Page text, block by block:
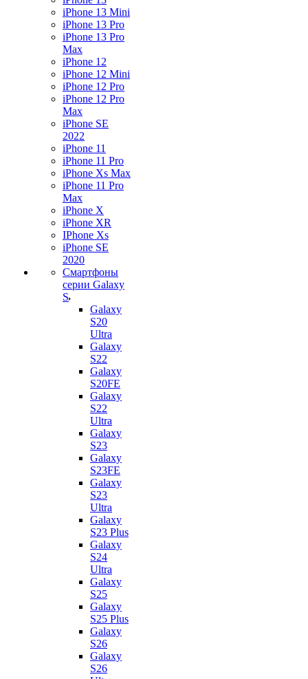
iPhone 13 Mini
iPhone 13 Pro
iPhone 13 Pro
Max
iPhone 12
iPhone 12 Mini
iPhone 12 Pro
iPhone 12 Pro
Max
iPhone SE
2022
iPhone 11
iPhone 11 Pro
iPhone Xs Max
iPhone 11 Pro
Max
iPhone X
iPhone XR
IPhone Xs
iPhone SE
2020
Смартфоны
серии Galaxy
S
Galaxy
S20
Ultra
Galaxy
S22
Galaxy
S20FE
Galaxy
S22
Ultra
Galaxy
S23
Galaxy
S23FE
Galaxy
S23
Ultra
Galaxy
S23 Plus
Galaxy
S24
Ultra
Galaxy
S25
Galaxy
S25 Plus
Galaxy
S26
Galaxy
S26